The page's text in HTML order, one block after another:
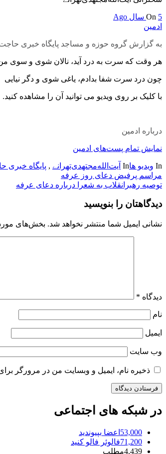
On 5 سال Ago
ادمین
به گزارش گروه حوزه و مساجد پایگاه خبری حاجت
هر وقت که سرت به درد آید، نالان شوی و سوی
چون درد سرت شفا بدادم، یاغی شوی و دگر نیایی
با کلیک بر روی ویدیو می توانید آن را مشاهده کنید.
درباره ادمین
نمایش تمام پست‌های ادمین
In ویدیو هاIn آیت‌الله‌مجتهدی‌تهرانے , پایگاه خبری
راهبری
نوشته
مراسم پرفیض دعای روز عرفه
توصيه رهبرانقلاب به شعرا درباره دعای عرفه
دیدگاهتان را بنویسید
نشانی ایمیل شما منتشر نخواهد شد. بخش‌های
دیدگاه *
نام
ایمیل
وب‌ سایت
ذخیره نام، ایمیل و وبسایت من در مرورگر
در شبکه های اجتماعی
53,000 اعضا بپیوندید
71,200فالوئر فالو کنید
4,439مطلب